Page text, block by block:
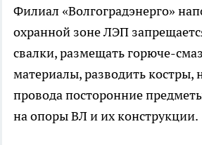
Филиал «Волгоградэнерго»
охранной зоне ЛЭП
свалки, размещать горюче-
материалы, разводить костры,
провода посторонние
на опоры ВЛ и их конструкции.